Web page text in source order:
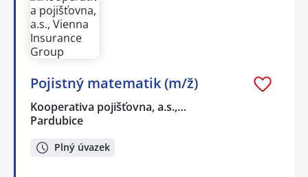
Pojistný matematik (m/ž)
Kooperativa pojišťovna, a.s.,…
Pardubice
Plný úvazek